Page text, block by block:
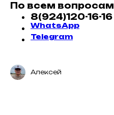
По всем вопросам
8(924)120-16-16
WhatsApp
Telegram
Алексей